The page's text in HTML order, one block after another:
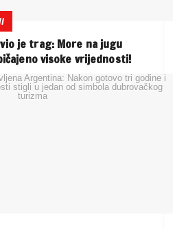
je trag: More na jugu
visoke vrijednosti!